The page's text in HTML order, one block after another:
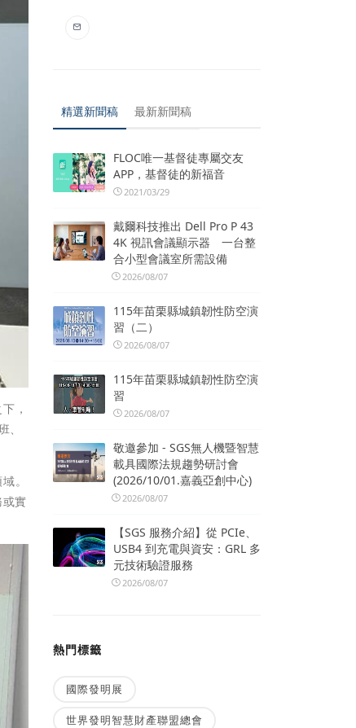
，
。
實
精選新聞稿 最新新聞稿
FLOC唯一基督徒專屬交友
APP，基督徒的新福音
2021/03/29
戴爾科技推出 Dell Pro P 43
4K 視訊會議顯示器 一台整
合小型會議室所需設備
2026/08/07
115年苗栗縣城鎮韌性防空演
習（二）
2026/08/07
115年苗栗縣城鎮韌性防空演
習
2026/08/07
敬邀參加 - SGS無人機暨智慧
載具國際法規趨勢研討會
(2026/10/01.嘉義亞創中心)
2026/08/07
【SGS 服務介紹】從 PCIe、
USB4 到充電與資安：GRL 多
元技術驗證服務
2026/08/07
熱門標籤
國際發明展
世界發明智慧財產聯盟總會